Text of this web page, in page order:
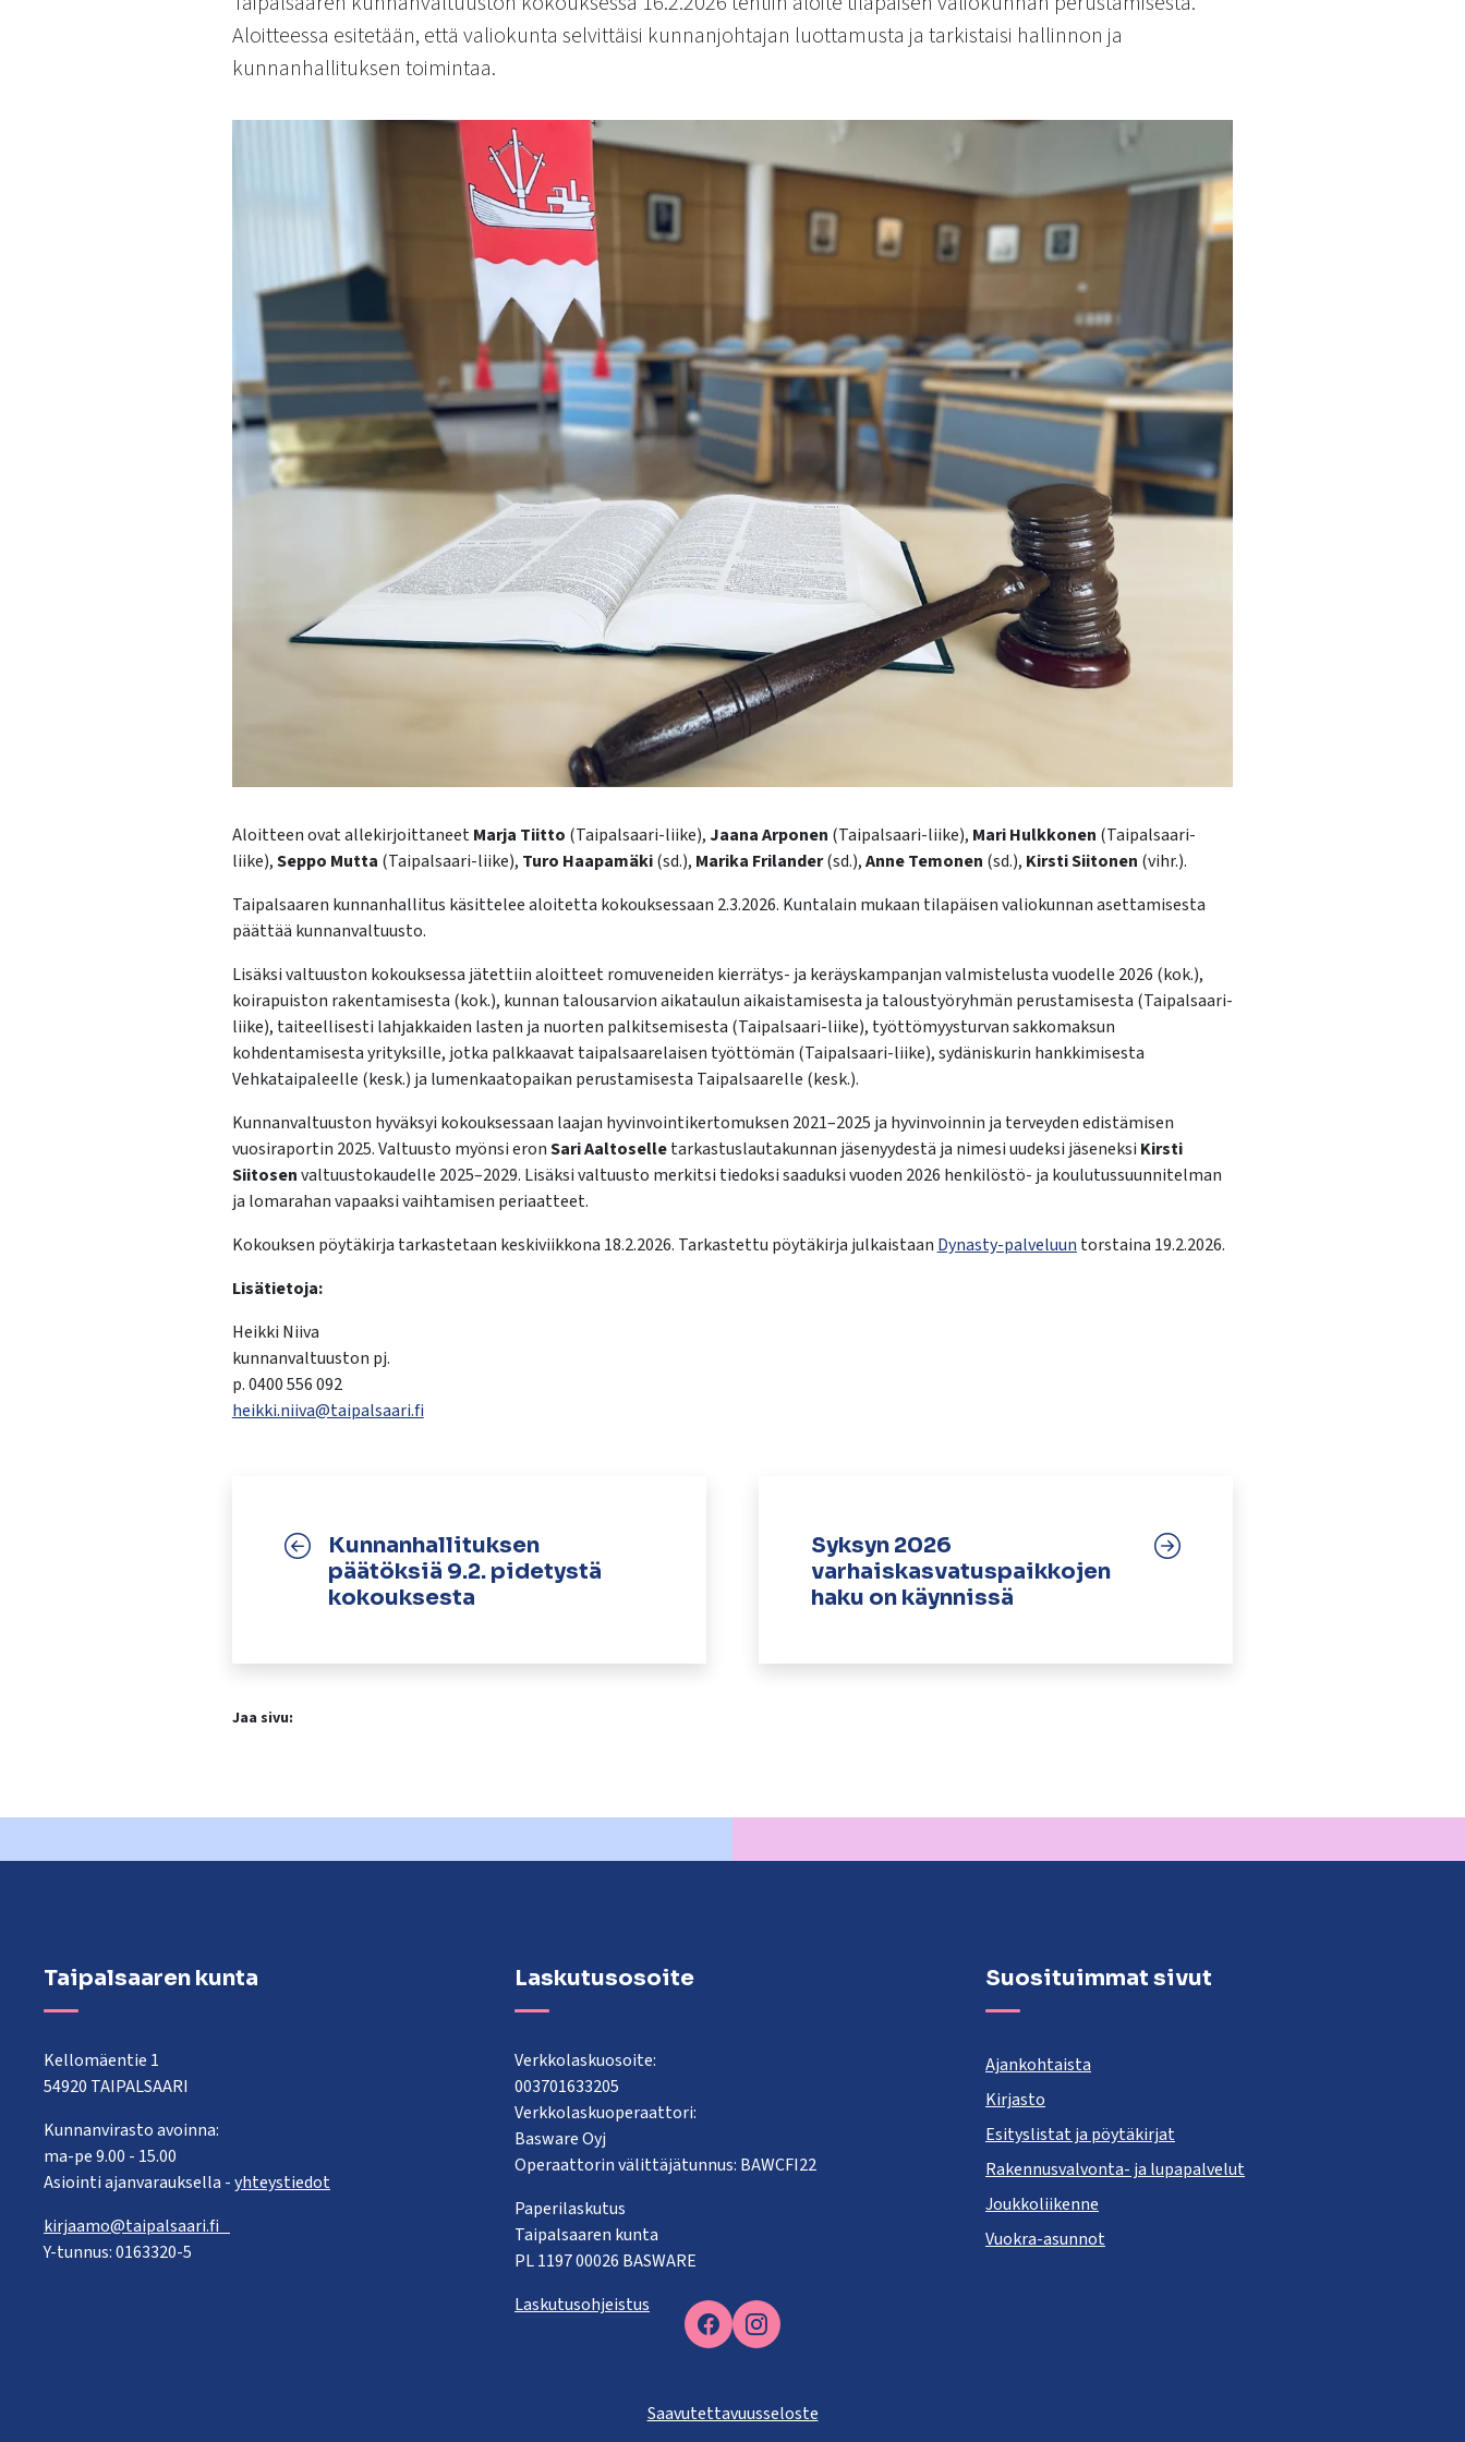
käyttää
kosketus-
ja
Aloitteessa esitetään, että valiokunta selvittäisi kunnanjohtajan luottamusta ja tarkistaisi hallinnon ja
kunnanhallituksen toimintaa.
Aloitteen ovat allekirjoittaneetMarja Tiitto (Taipalsaari-liike), Jaana Arponen (Taipalsaari-liike), Mari Hulkkonen (Taipalsaari-
liike),Seppo Mutta (Taipalsaari-liike), Turo Haapamäki(sd.), Marika Frilander(sd.),Anne Temonen (sd.), Kirsti Siitonen (vihr.).
Taipalsaaren kunnanhallitus käsittelee aloitetta kokouksessaan 2.3.2026. Kuntalain mukaan tilapäisen valiokunnan asettamisesta
päättää kunnanvaltuusto.
Lisäksi valtuuston kokouksessa jätettiin aloitteet romuveneiden kierrätys- ja keräyskampanjan valmistelusta vuodelle 2026 (kok.),
koirapuiston rakentamisesta (kok.), kunnan talousarvion aikataulun aikaistamisesta ja taloustyöryhmän perustamisesta (Taipalsaari-
liike), taiteellisesti lahjakkaiden lasten ja nuorten palkitsemisesta (Taipalsaari-liike), työttömyysturvan sakkomaksun
kohdentamisesta yrityksille, jotka palkkaavat taipalsaarelaisen työttömän (Taipalsaari-liike), sydäniskurin hankkimisesta
Vehkataipaleelle (kesk.) ja lumenkaatopaikan perustamisesta Taipalsaarelle (kesk.).
Kunnanvaltuuston hyväksyi kokouksessaan laajan hyvinvointikertomuksen 2021–2025 ja hyvinvoinnin ja terveyden edistämisen
vuosiraportin 2025. Valtuusto myönsi eronSari Aaltoselletarkastuslautakunnan jäsenyydestä ja nimesi uudeksi jäseneksi Kirsti
Siitosenvaltuustokaudelle 2025–2029. Lisäksi valtuusto merkitsi tiedoksi saaduksi vuoden 2026 henkilöstö- ja koulutussuunnitelman
ja lomarahan vapaaksi vaihtamisen periaatteet.
Kokouksen pöytäkirja tarkastetaan keskiviikkona 18.2.2026. Tarkastettu pöytäkirja julkaistaanDynasty-palveluuntorstaina 19.2.2026.
Lisätietoja:
Heikki Niiva
kunnanvaltuuston pj.
p. 0400 556 092
heikki.niiva@taipalsaari.fi
Kunnanhallituksen
päätöksiä 9.2. pidetystä
kokouksesta
Syksyn 2026
varhaiskasvatuspaikkojen
haku on käynnissä
Jaa sivu:
Facebook
Taipalsaaren kunta
Kellomäentie 1
54920 TAIPALSAARI
Kunnanvirasto avoinna:
ma-pe 9.00 - 15.00
Asiointi ajanvarauksella -yhteystiedot
kirjaamo@taipalsaari.fi
Y-tunnus: 0163320-5
Laskutusosoite
Verkkolaskuosoite:
003701633205
Verkkolaskuoperaattori:
Basware Oyj
Operaattorin välittäjätunnus: BAWCFI22
Paperilaskutus
Taipalsaaren kunta
PL 1197 00026 BASWARE
Laskutusohjeistus
Suosituimmat sivut
Ajankohtaista
Kirjasto
Esityslistat ja pöytäkirjat
Rakennusvalvonta- ja lupapalvelut
Joukkoliikenne
Vuokra-asunnot
Saavutettavuusseloste